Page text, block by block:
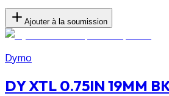
Ajouter à la soumission
Dymo
DY XTL 0.75IN 19MM